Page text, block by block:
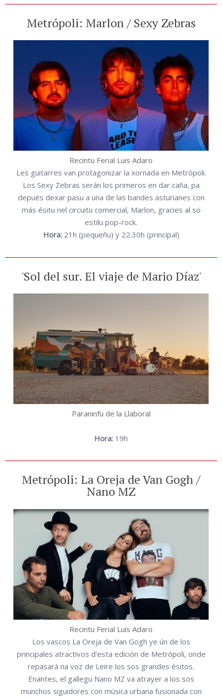
Metrópoli: Marlon / Sexy Zebras
Recintu Ferial Luis Adaro
Les guitarres van protagonizar la xornada en Metrópoli.
Los Sexy Zebras serán los primeros en dar caña, pa
depués dexar pasu a una de las bandes asturianes con
más ésitu nel circuitu comercial, Marlon, gracies al so
estilu pop-rock.
Hora:21h (pequeñu) y 22.30h (principal)
'Sol del sur. El viaje de Mario Díaz'
Paraninfu de la Llaboral
Hora: 19h
Metrópoli: La Oreja de Van Gogh /
Nano MZ
Recintu Ferial Luis Adaro
Los vascos La Oreja de Van Gogh ye ún de los
principales atractivos d'esta edición de Metrópoli, onde
repasará na voz de Leire los sos grandes ésitos.
Enantes, el gallegu Nano MZ va atrayer a los sos
munchos siguidores con música urbana fusionada con